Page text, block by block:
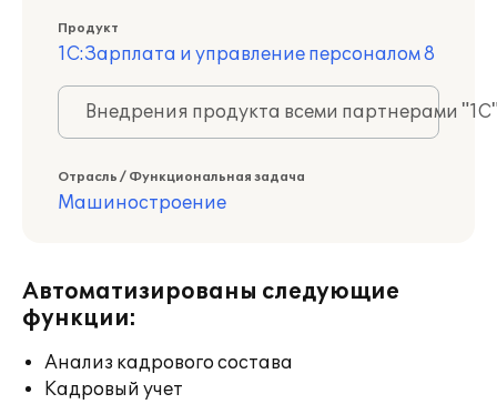
Продукт
1С:Зарплата и управление персоналом 8
Внедрения продукта всеми партнерами
Отрасль / Функциональная задача
Машиностроение
Автоматизированы следующие
функции:
Анализ кадрового состава
Кадровый учет